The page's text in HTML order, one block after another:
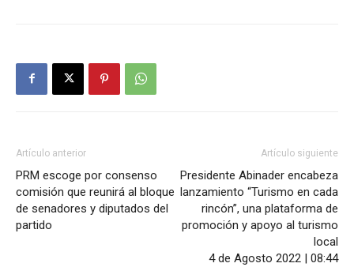
Artículo anterior
PRM escoge por consenso
comisión que reunirá al bloque
de senadores y diputados del
partido
Artículo siguiente
Presidente Abinader encabeza
lanzamiento “Turismo en cada
rincón”, una plataforma de
promoción y apoyo al turismo
local
4 de Agosto 2022 | 08:44